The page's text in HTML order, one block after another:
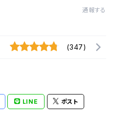
通報する
(347)
LINE ポスト